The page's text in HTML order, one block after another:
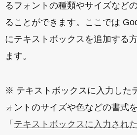
るフォントの種類やサイズなど
ることができます。ここでは
にテキストボックスを追加する
ます。
※ テキストボックスに入力した
ォントのサイズや色などの書式
「 テキストボックスに入力され